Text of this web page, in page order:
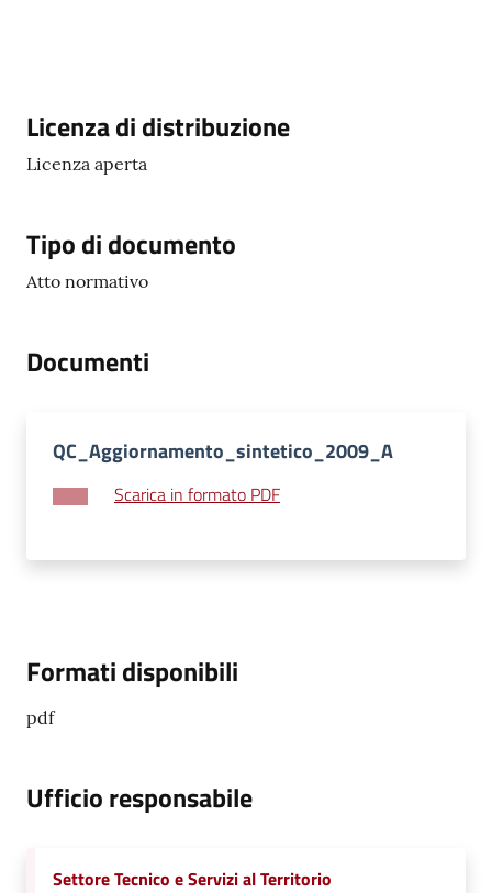
Tutti
gli
argomenti...
Seguici
su
Descrizione
Licenza di distribuzione
Licenza aperta
Tipo di documento
Atto normativo
Documenti
QC_Aggiornamento_sintetico_2009_A
Scarica in formato PDF
Formati disponibili
pdf
Ufficio responsabile
Settore Tecnico e Servizi al Territorio